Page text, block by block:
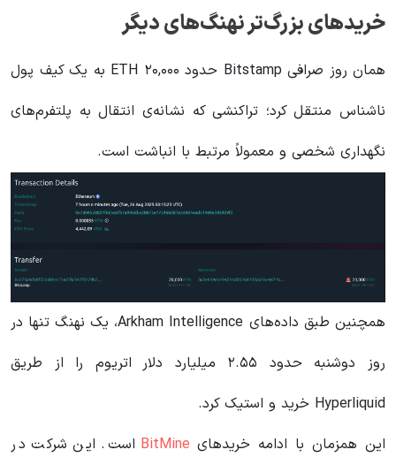
خریدهای بزرگ‌تر نهنگ‌های دیگر
همان روز صرافی Bitstamp حدود ۲۰,۰۰۰ ETH به یک کیف پول
ناشناس منتقل کرد؛ تراکنشی که نشانه‌ی انتقال به پلتفرم‌های
نگهداری شخصی و معمولاً مرتبط با انباشت است.
همچنین طبق داده‌های Arkham Intelligence، یک نهنگ تنها در
روز دوشنبه حدود ۲.۵۵ میلیارد دلار اتریوم را از طریق
Hyperliquid خرید و استیک کرد.
این همزمان با ادامه خریدهای BitMine است. این شرکت در